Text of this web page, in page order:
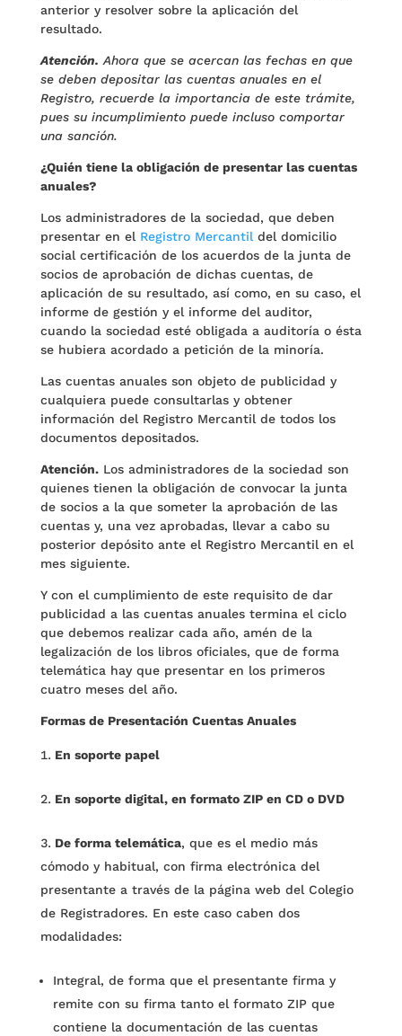
anterior y resolver sobre la aplicación del
resultado.
Atención. Ahora que se acercan las fechas en que
se deben depositar las cuentas anuales en el
Registro, recuerde la importancia de este trámite,
pues su incumplimiento puede incluso comportar
una sanción.
¿Quién tiene la obligación de presentar las cuentas
anuales?
Los administradores de la sociedad, que deben
presentar en el Registro Mercantil del domicilio
social certificación de los acuerdos de la junta de
socios de aprobación de dichas cuentas, de
aplicación de su resultado, así como, en su caso, el
informe de gestión y el informe del auditor,
cuando la sociedad esté obligada a auditoría o ésta
se hubiera acordado a petición de la minoría.
Las cuentas anuales son objeto de publicidad y
cualquiera puede consultarlas y obtener
información del Registro Mercantil de todos los
documentos depositados.
Atención.Los administradores de la sociedad son
quienes tienen la obligación de convocar la junta
de socios a la que someter la aprobación de las
cuentas y, una vez aprobadas, llevar a cabo su
posterior depósito ante el Registro Mercantil en el
mes siguiente.
Y con el cumplimiento de este requisito de dar
publicidad a las cuentas anuales termina el ciclo
que debemos realizar cada año, amén de la
legalización de los libros oficiales, que de forma
telemática hay que presentar en los primeros
cuatro meses del año.
Formas de Presentación Cuentas Anuales
En soporte papel
En soporte digital, en formato ZIP en CD o DVD
De forma telemática, que es el medio más
cómodo y habitual, con firma electrónica del
presentante a través de la página web del Colegio
de Registradores. En este caso caben dos
modalidades:
Integral, de forma que el presentante firma y
remite con su firma tanto el formato ZIP que
contiene la documentación de las cuentas